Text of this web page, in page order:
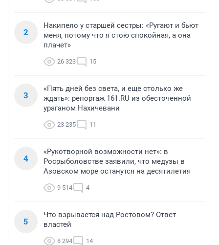
2
Накипело у старшей сестры: «Ругают и бьют
меня, потому что я стою спокойная, а она
плачет»
26 323 15
3
«Пять дней без света, и еще столько же
ждать»: репортаж 161.RU из обесточенной
ураганом Нахичевани
23 235 11
4
«Рукотворной возможности нет»: в
Росрыболовстве заявили, что медузы в
Азовском море останутся на десятилетия
9 514 4
5
Что взрывается над Ростовом? Ответ
властей
8 294 14